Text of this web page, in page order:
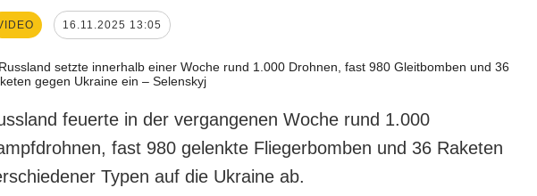
Daten
16.11.2025 13:05
feuerte in der vergangenen Woche rund 1.000
fast 980 gelenkte Fliegerbomben und 36 Raketen
Typen auf die Ukraine ab.